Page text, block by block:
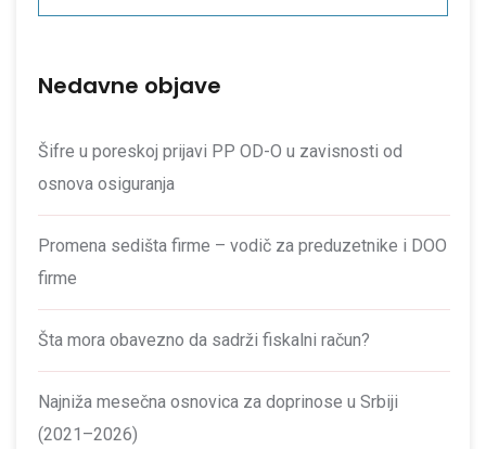
Nedavne objave
Šifre u poreskoj prijavi PP OD-O u zavisnosti od
osnova osiguranja
Promena sedišta firme – vodič za preduzetnike i DOO
firme
Šta mora obavezno da sadrži fiskalni račun?
Najniža mesečna osnovica za doprinose u Srbiji
(2021–2026)